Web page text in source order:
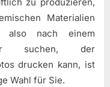
Materialien
also nach einem
suchen, der
drucken kann, ist
Wahl für Sie.